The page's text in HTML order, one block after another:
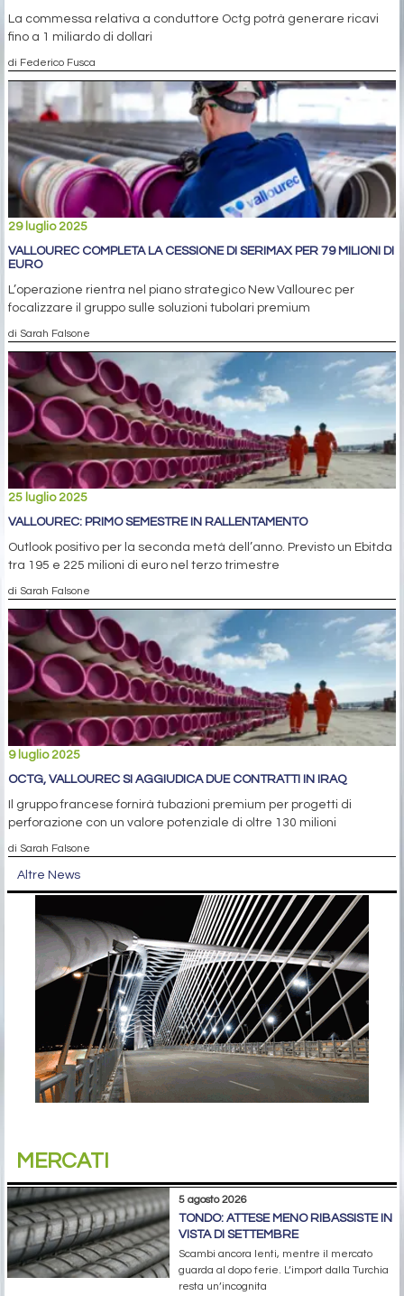
La commessa relativa a conduttore Octg potrà generare ricavi
fino a 1 miliardo di dollari
di Federico Fusca
29 luglio 2025
VALLOUREC COMPLETA LA CESSIONE DI SERIMAX PER 79 MILIONI DI
EURO
L’operazione rientra nel piano strategico New Vallourec per
focalizzare il gruppo sulle soluzioni tubolari premium
di Sarah Falsone
25 luglio 2025
VALLOUREC: PRIMO SEMESTRE IN RALLENTAMENTO
Outlook positivo per la seconda metà dell’anno. Previsto un Ebitda
tra 195 e 225 milioni di euro nel terzo trimestre
di Sarah Falsone
9 luglio 2025
OCTG, VALLOUREC SI AGGIUDICA DUE CONTRATTI IN IRAQ
Il gruppo francese fornirà tubazioni premium per progetti di
perforazione con un valore potenziale di oltre 130 milioni
di Sarah Falsone
Altre News
MERCATI
5 agosto 2026
TONDO: ATTESE MENO RIBASSISTE IN
VISTA DI SETTEMBRE
Scambi ancora lenti, mentre il mercato
guarda al dopo ferie. L’import dalla Turchia
resta un’incognita